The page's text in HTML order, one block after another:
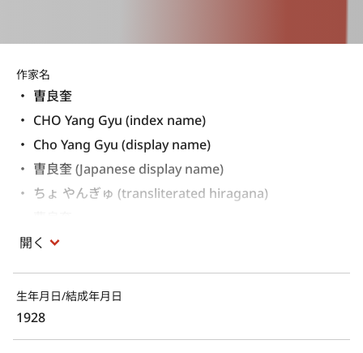
作家名
曺良奎
CHO Yang Gyu (index name)
Cho Yang Gyu (display name)
曺良奎 (Japanese display name)
ちょ やんぎゅ (transliterated hiragana)
開く
生年月日/結成年月日
1928